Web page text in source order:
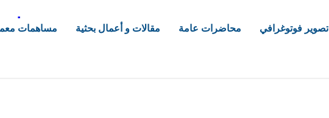
د.
مساهمات مقالات و أعمال بحثية محاضرات عامة تصوير فوتوغرافي